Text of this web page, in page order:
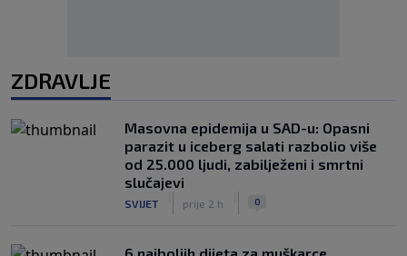
ZDRAVLJE
Masovna epidemija u SAD-u: Opasni
parazit u iceberg salati razbolio više
od 25.000 ljudi, zabilježeni i smrtni
slučajevi
SVIJET prije 2 h 0